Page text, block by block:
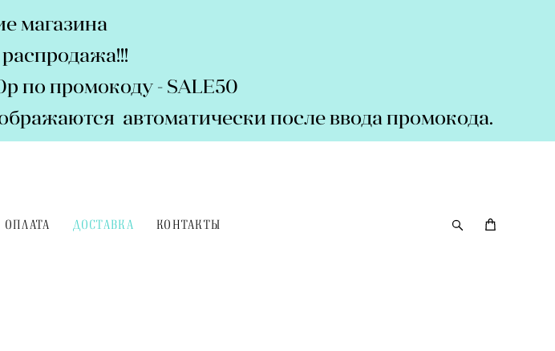
магазина
по промокоду - SALE50
автоматически после ввода промокода.
ОПЛАТА ДОСТАВКА КОНТАКТЫ